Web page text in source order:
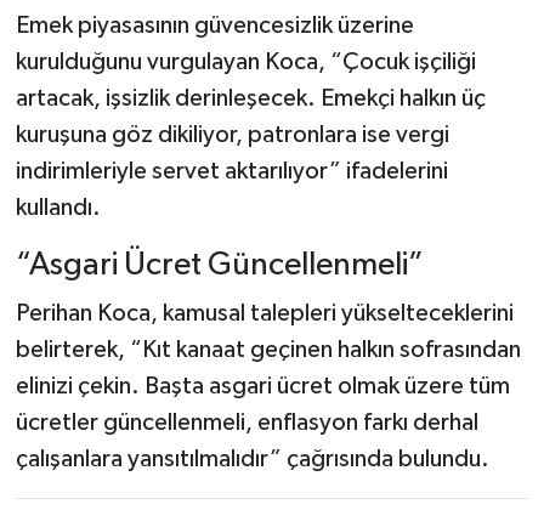
Emek piyasasının güvencesizlik üzerine
kurulduğunu vurgulayan Koca, “Çocuk işçiliği
artacak, işsizlik derinleşecek. Emekçi halkın üç
kuruşuna göz dikiliyor, patronlara ise vergi
indirimleriyle servet aktarılıyor” ifadelerini
kullandı.
“Asgari Ücret Güncellenmeli”
Perihan Koca, kamusal talepleri yükselteceklerini
belirterek, “Kıt kanaat geçinen halkın sofrasından
elinizi çekin. Başta asgari ücret olmak üzere tüm
ücretler güncellenmeli, enflasyon farkı derhal
çalışanlara yansıtılmalıdır” çağrısında bulundu.